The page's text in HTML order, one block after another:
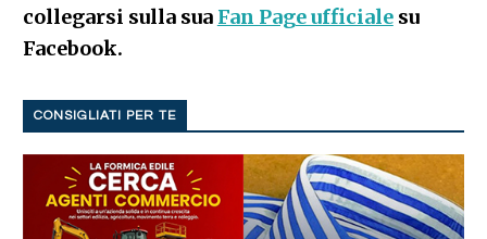
collegarsi sulla sua Fan Page ufficialesu
Facebook.
CONSIGLIATI PER TE